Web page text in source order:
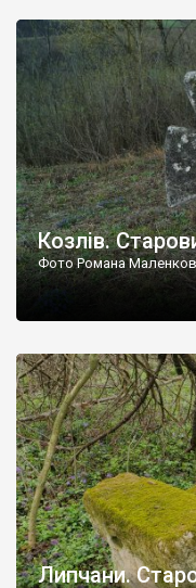
не видно, але видно дві
Козлів.
Фото Романа
Липчани.